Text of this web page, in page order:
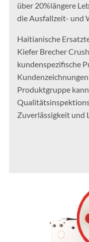
über 20%längere
die Ausfallzeit- und
Haitianische
Kiefer Brecher
kundenspezifische
Produktgruppe
Zuverlässigkeit und